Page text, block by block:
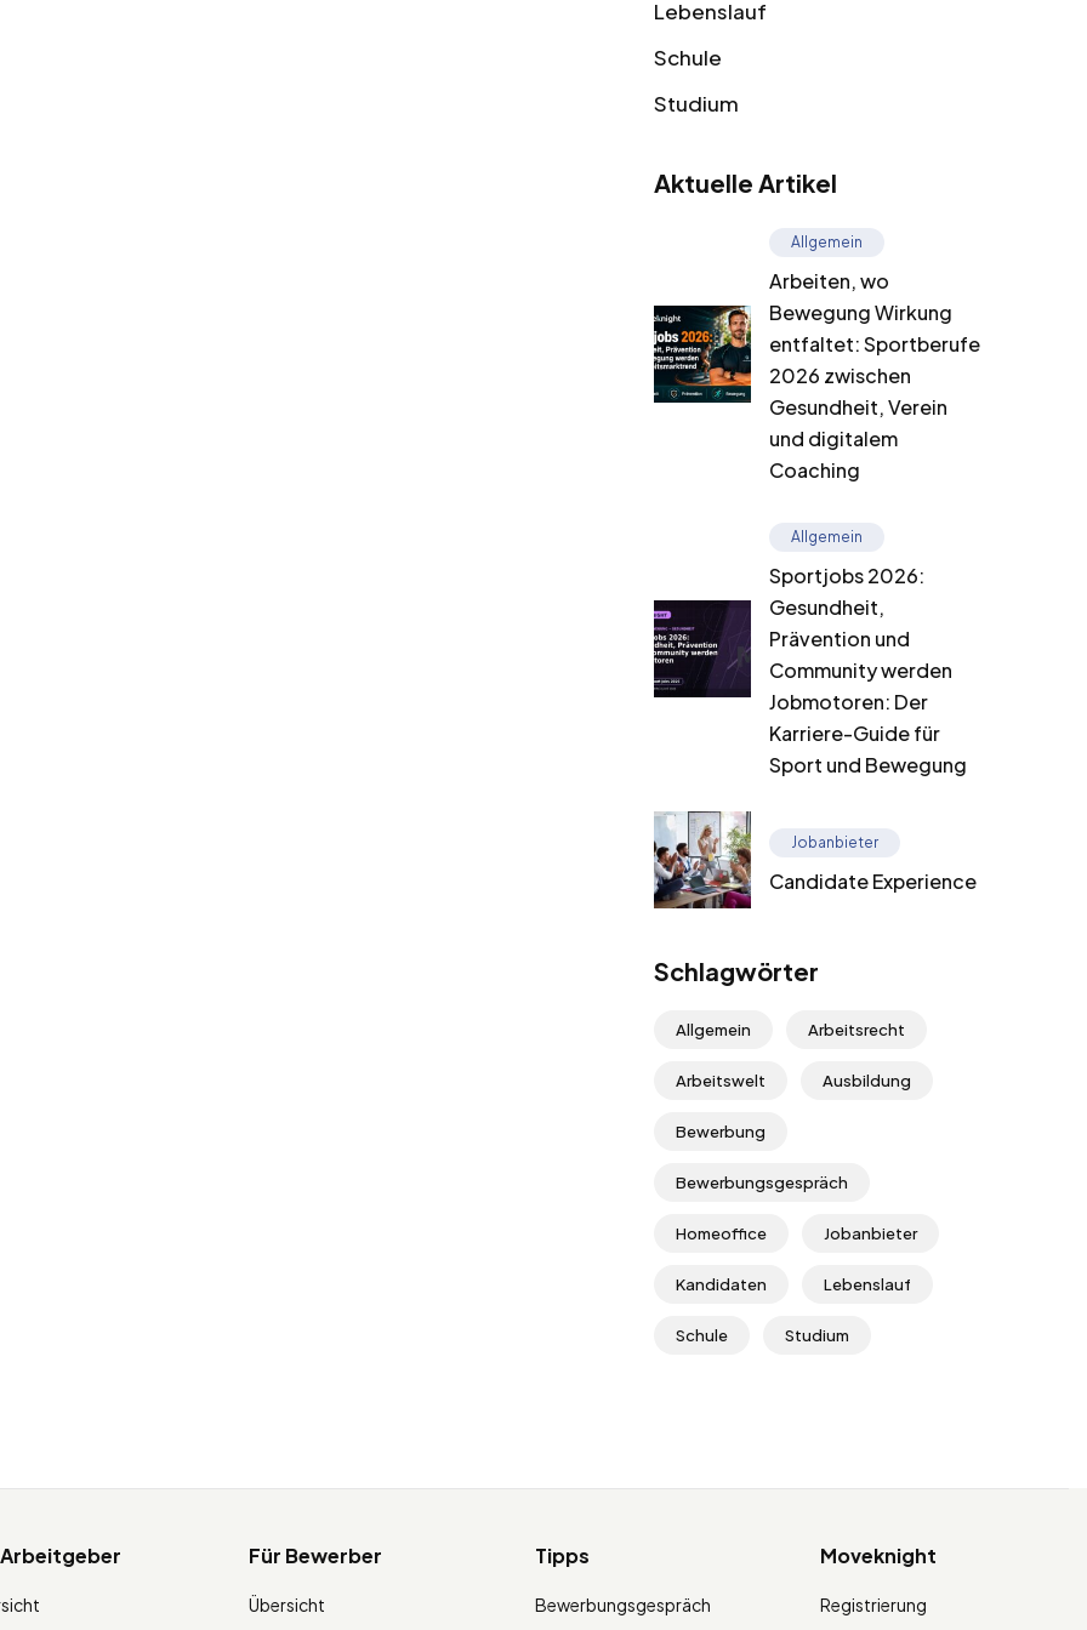
Lebenslauf
Schule
Studium
Aktuelle Artikel
Allgemein
Arbeiten, wo
Bewegung Wirkung
entfaltet: Sportberufe
2026 zwischen
Gesundheit, Verein
und digitalem
Coaching
Allgemein
Sportjobs 2026:
Gesundheit,
Prävention und
Community werden
Jobmotoren: Der
Karriere-Guide für
Sport und Bewegung
Jobanbieter
Candidate Experience
Schlagwörter
Allgemein Arbeitsrecht
Arbeitswelt Ausbildung
Bewerbung
Bewerbungsgespräch
Homeoffice Jobanbieter
Kandidaten Lebenslauf
Schule Studium
Für Bewerber
Übersicht
Tipps
Bewerbungsgespräch
Moveknight
Registrierung